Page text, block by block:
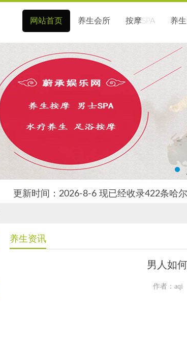
网站首页 养生会所 按摩SPA 养
更新时间：2026-8-6 现已经收录422条哈
养生资讯
男人如
作者：